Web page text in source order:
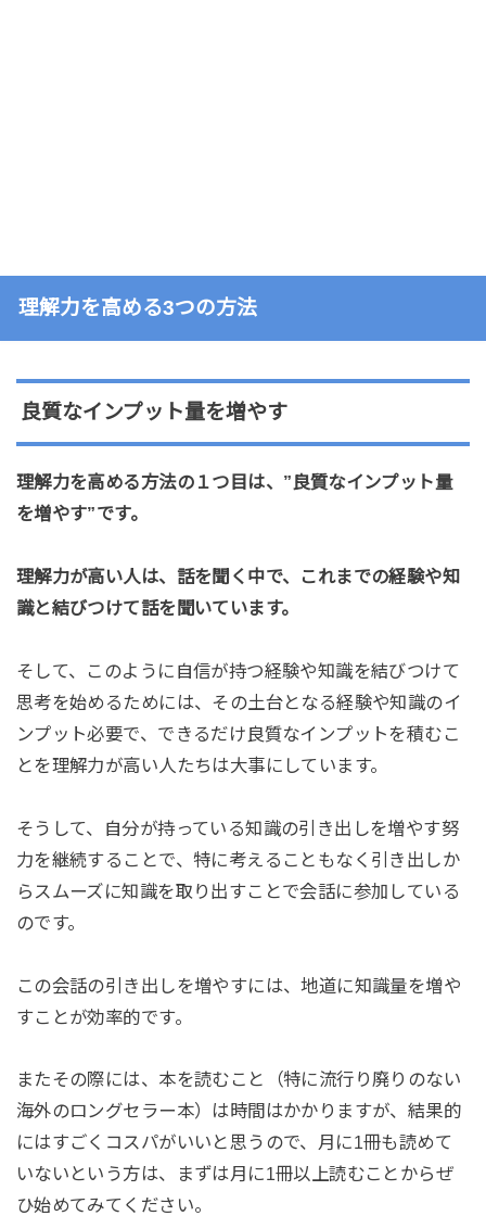
理解力を高める3つの方法
良質なインプット量を増やす
理解力を高める方法の１つ目は、”良質なインプット量
を増やす”です。
理解力が高い人は、話を聞く中で、これまでの経験や知
識と結びつけて話を聞いています。
そして、このように自信が持つ経験や知識を結びつけて
思考を始めるためには、その土台となる経験や知識のイ
ンプット必要で、できるだけ良質なインプットを積むこ
とを理解力が高い人たちは大事にしています。
そうして、自分が持っている知識の引き出しを増やす努
力を継続することで、特に考えることもなく引き出しか
らスムーズに知識を取り出すことで会話に参加している
のです。
この会話の引き出しを増やすには、地道に知識量を増や
すことが効率的です。
またその際には、本を読むこと（特に流行り廃りのない
海外のロングセラー本）は時間はかかりますが、結果的
にはすごくコスパがいいと思うので、月に1冊も読めて
いないという方は、まずは月に1冊以上読むことからぜ
ひ始めてみてください。